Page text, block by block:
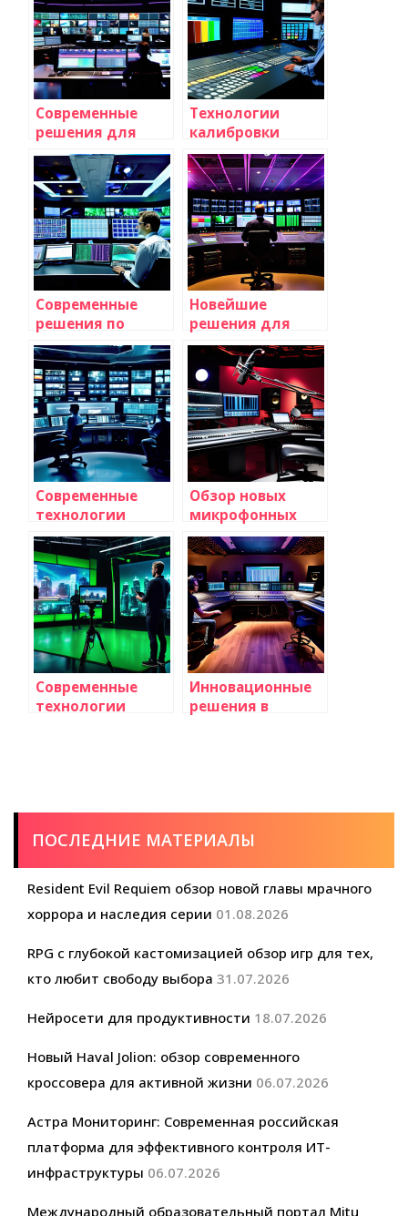
Современные
решения для
редактирования
телепрограмм в
реальном
времени: новые
горизонты
телевещания
Технологии
калибровки
цветопередачи
для
профессиональных
телестудий:
современные
решения и
методы
Современные
решения по
энергосбережению
в оборудовании
для
телевидения:
инновации и
перспективы
Новейшие
решения для
надежной
передачи
телевидения в
условиях
сложной
инфраструктуры
Современные
технологии
автоматического
редактирования
видео для
телевидения:
революция в
сфере медиа
Обзор новых
микрофонных
технологий для
телевещания:
инновации и
будущее
Современные
технологии
Инновационные
решения в
ПОСЛЕДНИЕ МАТЕРИАЛЫ
Resident Evil Requiem обзор новой главы мрачного
хоррора и наследия серии 01.08.2026
RPG с глубокой кастомизацией обзор игр для тех,
кто любит свободу выбора 31.07.2026
Нейросети для продуктивности 18.07.2026
Новый Haval Jolion: обзор современного
кроссовера для активной жизни 06.07.2026
Астра Мониторинг: Современная российская
платформа для эффективного контроля ИТ-
инфраструктуры 06.07.2026
Международный образовательный портал Mitu